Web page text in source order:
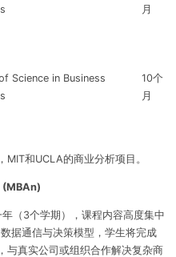
月
Science in Business
10个
月
和UCLA的商业分析项目。
（3个学期），课程内容高度集中
据通信与决策模型，学生将完成
真实公司或组织合作解决复杂商